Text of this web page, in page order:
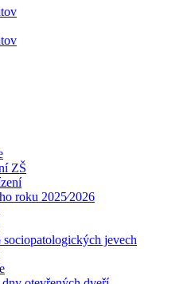
ZŠ
roku 2025⁄2026
sociopatologických jevech